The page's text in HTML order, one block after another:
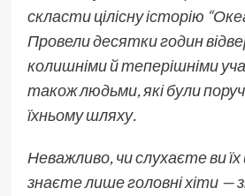
скласти цілісну історію
Провели десятки годин
колишніми й теперішніми
також людьми, які були
їхньому шляху.
Неважливо, чи слухаєте ви
знаєте лише головні хіти —